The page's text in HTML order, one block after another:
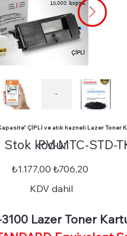
ÇİPLİ ve atık hazneli Lazer Toner
Stok kodu:
kodu:
STD-
TK3100XL
PV-MTC-STD-
Orijinal
fiyat
₺1.177,00 İndirimli
fiyat
₺706,20
KDV dahil
3100 Lazer Toner